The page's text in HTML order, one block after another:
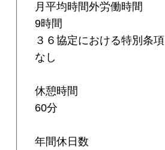
月平均時間外労働時間
9時間
３６協定における特別条項
なし
休憩時間
60分
年間休日数